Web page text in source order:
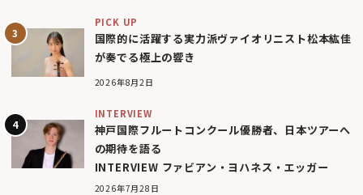
PICK UP
国際的に活躍する実力派ヴァイオリニスト松本紘佳
が奏でる極上の響き
2026年8月2日
INTERVIEW
神戸国際フルートコンクール優勝者、日本ツアーへ
の期待を語る
INTERVIEW ファビアン・ヨハネス・エッガー
2026年7月28日